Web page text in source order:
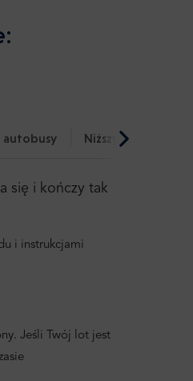
autobusy Niższy ślad węglowy
się i kończy tak
i instrukcjami
Jeśli Twój lot jest